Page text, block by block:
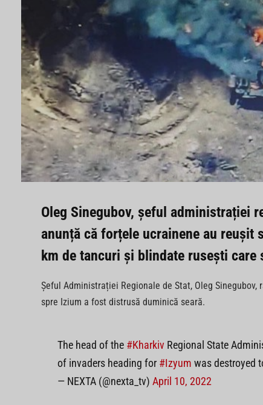
Oleg Sinegubov, șeful administrației
anunță că forțele ucrainene au
km de tancuri și blindate rusești care
Șeful Administrației Regionale de Stat, Oleg
spre Izium a fost distrusă duminică seară.
The head of the #Kharkiv Regional State
of invaders heading for #Izyum was destroyed
— NEXTA (@nexta_tv) April 10, 2022